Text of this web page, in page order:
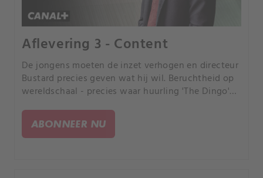
Aflevering 3 - Content
De jongens moeten de inzet verhogen en directeur
Bustard precies geven wat hij wil. Beruchtheid op
wereldschaal - precies waar huurling 'The Dingo'
ABONNEER NU